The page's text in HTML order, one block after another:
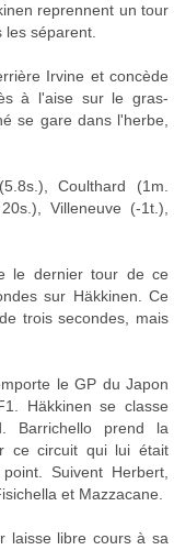
reprennent un tour
les séparent.
Irvine et concède
à l'aise sur le gras-
se gare dans l'herbe,
Coulthard (1m.
Villeneuve (-1t.),
le dernier tour de ce
sur Häkkinen. Ce
trois secondes, mais
le GP du Japon
Häkkinen se classe
Barrichello prend la
ce circuit qui lui était
Suivent Herbert,
et Mazzacane.
laisse libre cours à sa